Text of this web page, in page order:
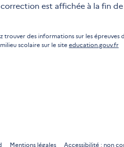
correction est affichée à la fin
trouver des informations sur les
scolaire sur le siteeducation.gouv.fr
Mentions légales Accessibilité : non